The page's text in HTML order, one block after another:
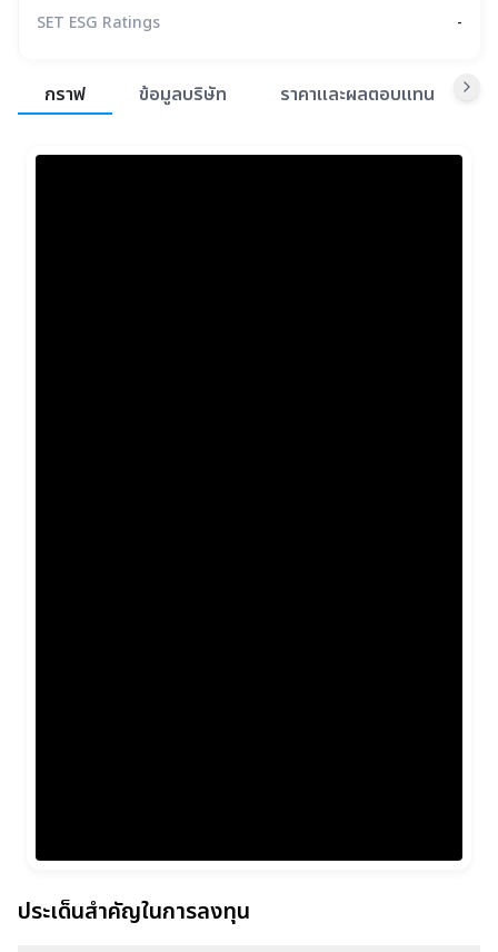
SET ESG Ratings
-
กราฟ
ข้อมูลบริษัท ราคาและผลตอบแทน
ประเด็นสำคัญในการลงทุน